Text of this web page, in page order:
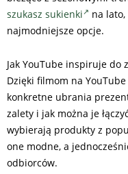
szukasz sukienki
na lato,
najmodniejsze opcje.
Jak YouTube inspiruje do
Dzięki filmom na
konkretne ubrania
zalety i jak można je
wybierają produkty z
one modne, a
odbiorców.